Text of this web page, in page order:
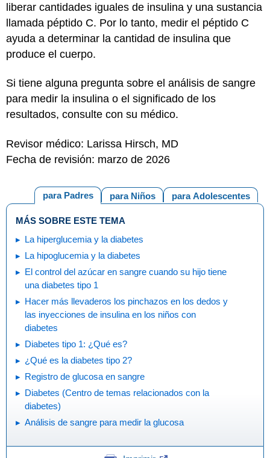
liberar cantidades iguales de insulina y una sustancia
llamada péptido C. Por lo tanto, medir el péptido C
ayuda a determinar la cantidad de insulina que
produce el cuerpo.
Si tiene alguna pregunta sobre el análisis de sangre
para medir la insulina o el significado de los
resultados, consulte con su médico.
Revisor médico: Larissa Hirsch, MD
Fecha de revisión: marzo de 2026
para Adolescentes
para Niños
para Padres
MÁS SOBRE ESTE TEMA
La hiperglucemia y la diabetes
La hipoglucemia y la diabetes
El control del azúcar en sangre cuando su hijo tiene
una diabetes tipo 1
Hacer más llevaderos los pinchazos en los dedos y
las inyecciones de insulina en los niños con
diabetes
Diabetes tipo 1: ¿Qué es?
¿Qué es la diabetes tipo 2?
Registro de glucosa en sangre
Diabetes (Centro de temas relacionados con la
diabetes)
Análisis de sangre para medir la glucosa